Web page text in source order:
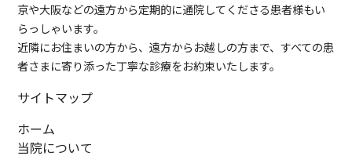
京や大阪などの遠方から定期的に通院してくださる患者様もい
らっしゃいます。
近隣にお住まいの方から、遠方からお越しの方まで、すべての患
者さまに寄り添った丁寧な診療をお約束いたします。
サイトマップ
ホーム
当院について